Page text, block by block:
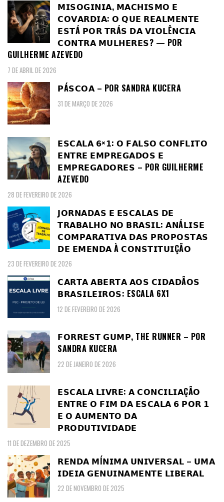
𝗠𝗜𝗦𝗢𝗚𝗜𝗡𝗜𝗔, 𝗠𝗔𝗖𝗛𝗜𝗦𝗠𝗢 𝗘
𝗖𝗢𝗩𝗔𝗥𝗗𝗜𝗔: 𝗢 𝗤𝗨𝗘 𝗥𝗘𝗔𝗟𝗠𝗘𝗡𝗧𝗘
𝗘𝗦𝗧Á 𝗣𝗢𝗥 𝗧𝗥Á𝗦 𝗗𝗔 𝗩𝗜𝗢𝗟Ê𝗡𝗖𝗜𝗔
𝗖𝗢𝗡𝗧𝗥𝗔 𝗠𝗨𝗟𝗛𝗘𝗥𝗘𝗦? — POR
GUILHERME AZEVEDO
7 DE ABRIL DE 2026
𝗣Á𝗦𝗖𝗢𝗔 – POR SANDRA KUCERA
31 DE MARÇO DE 2026
𝗘𝗦𝗖𝗔𝗟𝗔 𝟲×𝟭: 𝗢 𝗙𝗔𝗟𝗦𝗢 𝗖𝗢𝗡𝗙𝗟𝗜𝗧𝗢
𝗘𝗡𝗧𝗥𝗘 𝗘𝗠𝗣𝗥𝗘𝗚𝗔𝗗𝗢𝗦 𝗘
𝗘𝗠𝗣𝗥𝗘𝗚𝗔𝗗𝗢𝗥𝗘𝗦 – POR GUILHERME
AZEVEDO
28 DE FEVEREIRO DE 2026
𝗝𝗢𝗥𝗡𝗔𝗗𝗔𝗦 𝗘 𝗘𝗦𝗖𝗔𝗟𝗔𝗦 𝗗𝗘
𝗧𝗥𝗔𝗕𝗔𝗟𝗛𝗢 𝗡𝗢 𝗕𝗥𝗔𝗦𝗜𝗟: 𝗔𝗡Á𝗟𝗜𝗦𝗘
𝗖𝗢𝗠𝗣𝗔𝗥𝗔𝗧𝗜𝗩𝗔 𝗗𝗔𝗦 𝗣𝗥𝗢𝗣𝗢𝗦𝗧𝗔𝗦
𝗗𝗘 𝗘𝗠𝗘𝗡𝗗𝗔 À 𝗖𝗢𝗡𝗦𝗧𝗜𝗧𝗨𝗜ÇÃ𝗢
23 DE FEVEREIRO DE 2026
𝗖𝗔𝗥𝗧𝗔 𝗔𝗕𝗘𝗥𝗧𝗔 𝗔𝗢𝗦 𝗖𝗜𝗗𝗔𝗗Ã𝗢𝗦
𝗕𝗥𝗔𝗦𝗜𝗟𝗘𝗜𝗥𝗢𝗦: ESCALA 6X1
12 DE FEVEREIRO DE 2026
𝗙𝗢𝗥𝗥𝗘𝗦𝗧 𝗚𝗨𝗠𝗣, THE RUNNER – POR
SANDRA KUCERA
22 DE JANEIRO DE 2026
𝗘𝗦𝗖𝗔𝗟𝗔 𝗟𝗜𝗩𝗥𝗘: 𝗔 𝗖𝗢𝗡𝗖𝗜𝗟𝗜𝗔ÇÃ𝗢
𝗘𝗡𝗧𝗥𝗘 𝗢 𝗙𝗜𝗠 𝗗𝗔 𝗘𝗦𝗖𝗔𝗟𝗔 𝟲 𝗣𝗢𝗥 𝟭
𝗘 𝗢 𝗔𝗨𝗠𝗘𝗡𝗧𝗢 𝗗𝗔
𝗣𝗥𝗢𝗗𝗨𝗧𝗜𝗩𝗜𝗗𝗔𝗗𝗘
11 DE DEZEMBRO DE 2025
𝗥𝗘𝗡𝗗𝗔 𝗠Í𝗡𝗜𝗠𝗔 𝗨𝗡𝗜𝗩𝗘𝗥𝗦𝗔𝗟 – 𝗨𝗠𝗔
𝗜𝗗𝗘𝗜𝗔 𝗚𝗘𝗡𝗨𝗜𝗡𝗔𝗠𝗘𝗡𝗧𝗘 𝗟𝗜𝗕𝗘𝗥𝗔𝗟
22 DE NOVEMBRO DE 2025